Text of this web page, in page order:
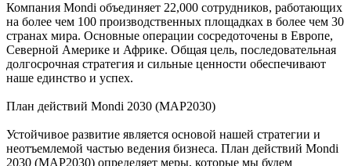
Компания Mondi объединяет 22,000 сотрудников, работающих
на более чем 100 производственных площадках в более чем 30
странах мира. Основные операции сосредоточены в Европе,
Северной Америке и Африке. Общая цель, последовательная
долгосрочная стратегия и сильные ценности обеспечивают
наше единство и успех.
План действий Mondi 2030 (MAP2030)
Устойчивое развитие является основой нашей стратегии и
неотъемлемой частью ведения бизнеса. План действий Mondi
2030 (MAP2030) определяет меры, которые мы будем